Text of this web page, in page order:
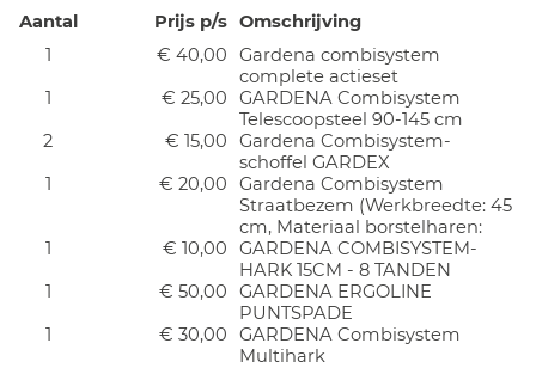
Aantal
Prijs p/s Omschrijving
1
€ 40,00
Gardena combisystem
complete actieset
1
€ 25,00
GARDENA Combisystem
Telescoopsteel 90-145 cm
2
€ 15,00
Gardena Combisystem-
schoffel GARDEX
1
€ 20,00
Gardena Combisystem
Straatbezem (Werkbreedte: 45
cm, Materiaal borstelharen:
1
€ 10,00
GARDENA COMBISYSTEM-
HARK 15CM - 8 TANDEN
1
€ 50,00
GARDENA ERGOLINE
PUNTSPADE
1
€ 30,00
GARDENA Combisystem
Multihark